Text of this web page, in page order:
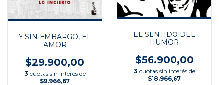
Y SIN EMBARGO, EL
AMOR
$29.900,00
3 cuotas sin interés de
$9.966,67
EL SENTIDO DEL
HUMOR
$56.900,00
3 cuotas sin interés de
$18.966,67